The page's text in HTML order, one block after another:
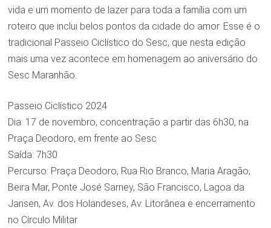
vida e um momento de lazer para toda a família com um
roteiro que inclui belos pontos da cidade do amor. Esse é o
tradicional Passeio Ciclístico do Sesc, que nesta edição
mais uma vez acontece em homenagem ao aniversário do
Sesc Maranhão.
Passeio Ciclístico 2024
Dia: 17 de novembro, concentração a partir das 6h30, na
Praça Deodoro, em frente ao Sesc
Saída: 7h30
Percurso: Praça Deodoro, Rua Rio Branco, Maria Aragão,
Beira Mar, Ponte José Sarney, São Francisco, Lagoa da
Jansen, Av. dos Holandeses, Av. Litorânea e encerramento
no Círculo Militar